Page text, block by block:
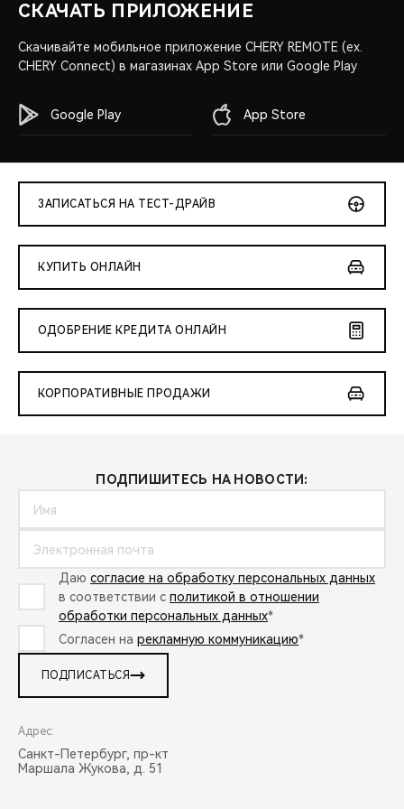
СКАЧАТЬ ПРИЛОЖЕНИЕ
Скачивайте мобильное приложение CHERY REMOTE (ex.
CHERY Connect) в магазинах App Store или Google Play
Google Play App Store
ЗАПИСАТЬСЯ НА ТЕСТ-ДРАЙВ
КУПИТЬ ОНЛАЙН
ОДОБРЕНИЕ КРЕДИТА ОНЛАЙН
КОРПОРАТИВНЫЕ ПРОДАЖИ
ПОДПИШИТЕСЬ НА НОВОСТИ:
Даю согласие на обработку персональных данных
в соответствии с политикой в отношении
обработки персональных данных*
Согласен на рекламную коммуникацию*
ПОДПИСАТЬСЯ
Адрес:
Санкт-Петербург, пр-кт
Маршала Жукова, д. 51